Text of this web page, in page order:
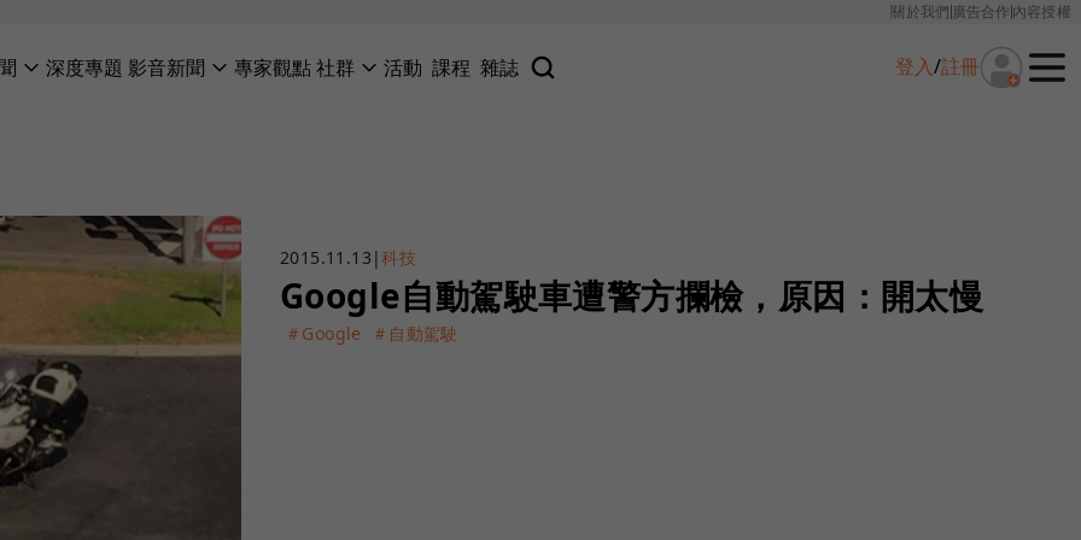
關於我們廣告合作內容授權
深度專題 影音新聞 專家觀點社群 活動 課程 雜誌 登入/註冊
2015.11.13 |科技
Google自動駕駛車遭警方攔檢，原因：開太慢
＃Google ＃自動駕駛